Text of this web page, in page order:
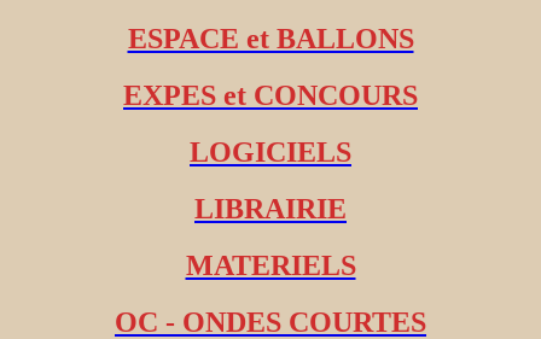
ESPACE et BALLONS
EXPES et CONCOURS
LOGICIELS
LIBRAIRIE
MATERIELS
OC - ONDES COURTES